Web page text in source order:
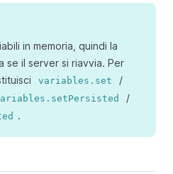
in memoria, quindi la
se il server si riavvia. Per
variables.set /
/
.